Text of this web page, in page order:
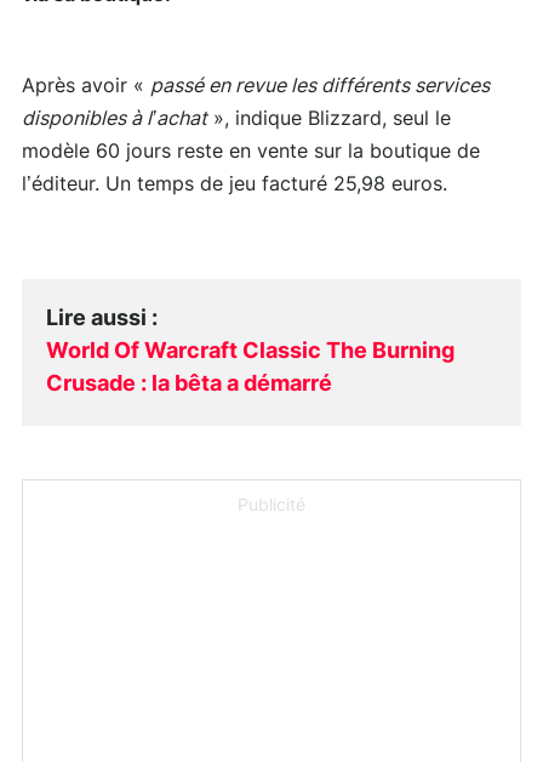
Après avoir « passé en revue les différents services
disponibles à l’achat», indique Blizzard, seul le
modèle 60 jours reste en vente sur la boutique de
l’éditeur. Un temps de jeu facturé 25,98 euros.
Lire aussi :
World Of Warcraft Classic The Burning
Crusade : la bêta a démarré
Publicité